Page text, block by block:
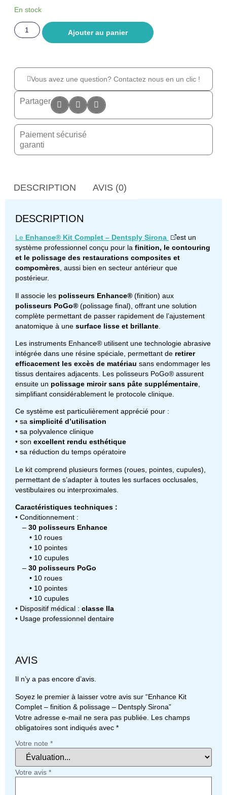
En stock
Ajouter au panier
Vous avez une question? Contactez nous en un clic !
Partager
Paiement sécurisé
garanti
DESCRIPTION AVIS (0)
DESCRIPTION
Le Enhance® Kit Complet – Dentsply Sirona
est un
système professionnel conçu pour la finition, le contouring
et le polissage des restaurations composites et
compomères , aussi bien en secteur antérieur que
postérieur.
Il associe les polisseurs Enhance® (finition) aux
polisseurs PoGo® (polissage final), offrant une solution
complète permettant de passer rapidement de l’ajustement
anatomique à une surface lisse et brillante
Les instruments Enhance® utilisent une technologie abrasive
intégrée dans une résine spéciale, permettant de retirer
efficacement les excès de matériau sans endommager les
tissus dentaires adjacents. Les polisseurs PoGo® assurent
ensuite un polissage miroir sans pâte supplémentaire
simplifiant considérablement le protocole clinique.
Ce système est particulièrement apprécié pour :
• sa simplicité d’utilisation
• sa polyvalence clinique
• son excellent rendu esthétique
• sa réduction du temps opératoire
Le kit comprend plusieurs formes (roues, pointes, cupules),
permettant de s’adapter à toutes les surfaces occlusales,
vestibulaires ou interproximales.
Caractéristiques techniques :
• Conditionnement :
– 30 polisseurs Enhance
• 10 roues
• 10 pointes
• 10 cupules
– 30 polisseurs PoGo
• 10 roues
• 10 pointes
• 10 cupules
• Dispositif médical : classe IIa
• Usage professionnel dentaire
AVIS
Il n’y a pas encore d’avis.
Soyez le premier à laisser votre avis sur “Enhance Kit
Complet – finition & polissage – Dentsply Sirona”
Votre adresse e-mail ne sera pas publiée. Les champs
obligatoires sont indiqués avec *
Votre note *
Votre avis *